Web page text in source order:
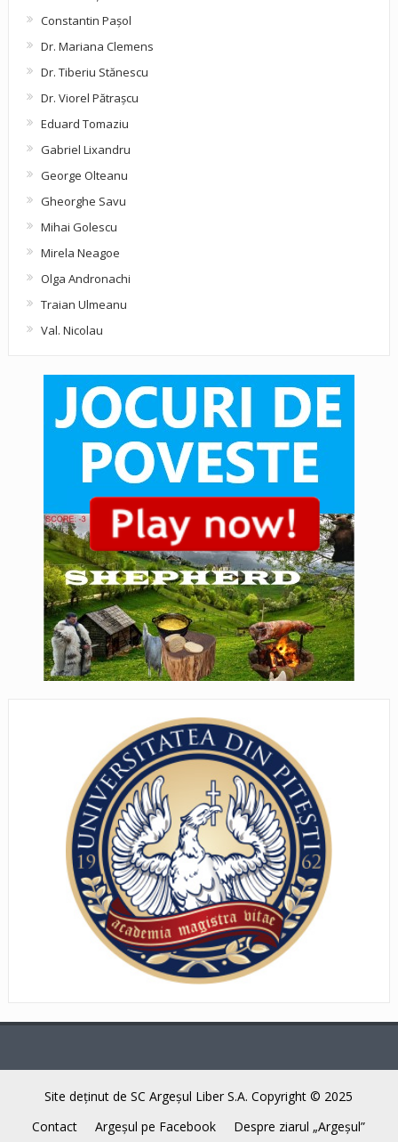
Constantin Pașol
Dr. Mariana Clemens
Dr. Tiberiu Stănescu
Dr. Viorel Pătraşcu
Eduard Tomaziu
Gabriel Lixandru
George Olteanu
Gheorghe Savu
Mihai Golescu
Mirela Neagoe
Olga Andronachi
Traian Ulmeanu
Val. Nicolau
Site deţinut de SC Argeşul Liber S.A. Copyright © 2025
Contact
Argeşul pe Facebook Despre ziarul „Argeşul”